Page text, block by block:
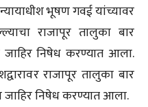
भूषण गवई यांच्यावर
राजापूर तालुका बार
निषेध करण्यात आला.
राजापूर तालुका बार
जाहिर निषेध करण्यात आला.